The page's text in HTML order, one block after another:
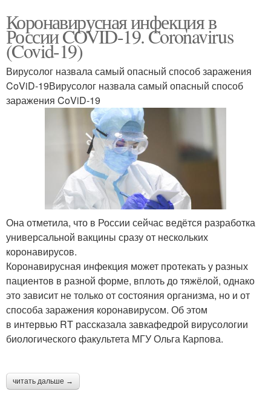
Коронавирусная инфекция в
России COVID-19. Coronavirus
(Covid-19)
Вирусолог назвала самый опасный способ заражения
CoViD-19Вирусолог назвала самый опасный способ
заражения CoViD-19
Она отметила, что в России сейчас ведётся разработка
универсальной вакцины сразу от нескольких
коронавирусов.
Коронавирусная инфекция может протекать у разных
пациентов в разной форме, вплоть до тяжёлой, однако
это зависит не только от состояния организма, но и от
способа заражения коронавирусом. Об этом
в интервью RT рассказала завкафедрой вирусологии
биологического факультета МГУ Ольга Карпова.
читать дальше →